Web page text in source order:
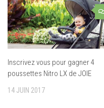
Inscrivez vous pour gagner 4
poussettes Nitro LX de JOIE
14 JUIN 2017